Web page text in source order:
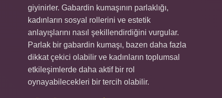
giyinirler. Gabardin kumaşının parlaklığı,
kadınların sosyal rollerini ve estetik
anlayışlarını nasıl şekillendirdiğini vurgular.
Parlak bir gabardin kumaşı, bazen daha fazla
dikkat çekici olabilir ve kadınların toplumsal
etkileşimlerde daha aktif bir rol
oynayabilecekleri bir tercih olabilir.